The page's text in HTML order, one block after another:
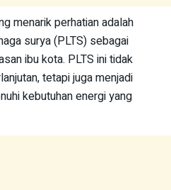
menarik perhatian adalah
surya (PLTS) sebagai
ibu kota. PLTS ini tidak
tetapi juga menjadi
kebutuhan energi yang